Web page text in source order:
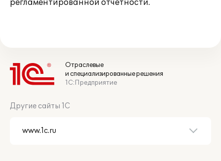
регламентированной отчетности.
Отраслевые
и специализированные решения
1С:Предприятие
Другие сайты 1С